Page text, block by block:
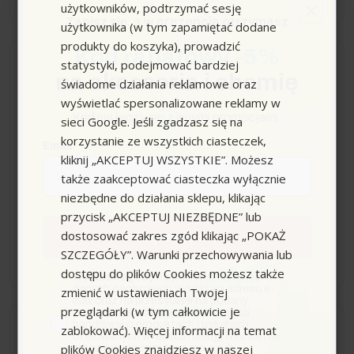
Wysyłka do 24h
Kolanko DN 32 do T 7-
17/1, Karcher
59,00 zł
+
Wysyłka do 24h
użytkowników, podtrzymać sesję
użytkownika (w tym zapamiętać dodane
produkty do koszyka), prowadzić
statystyki, podejmować bardziej
świadome działania reklamowe oraz
wyświetlać spersonalizowane reklamy w
sieci Google. Jeśli zgadzasz się na
korzystanie ze wszystkich ciasteczek,
kliknij „AKCEPTUJ WSZYSTKIE”. Możesz
także zaakceptować ciasteczka wyłącznie
niezbędne do działania sklepu, klikając
przycisk „AKCEPTUJ NIEZBĘDNE” lub
dostosować zakres zgód klikając „POKAŻ
SZCZEGÓŁY”. Warunki przechowywania lub
dostępu do plików Cookies możesz także
zmienić w ustawieniach Twojej
przeglądarki (w tym całkowicie je
zablokować). Więcej informacji na temat
plików Cookies znajdziesz w naszej
Zapisz się, a w prezencie otrzymasz
Kod rabatowy -5%
na akcesoria i chemię
Kod nie łączy się z innymi promocjami.
Email
Zapisuję się
zgodaWyrażam zgodę na przetwarzanie moich
danych osobowych w postaci adresu e-
mail oraz na przesyłanie na podany
przeze mnie adres e-mail informacji
handlowej o produktach i usługach
oferowanych w ramach usługi Newsletter
przez ocean.com sp. z o.o. sp. k.